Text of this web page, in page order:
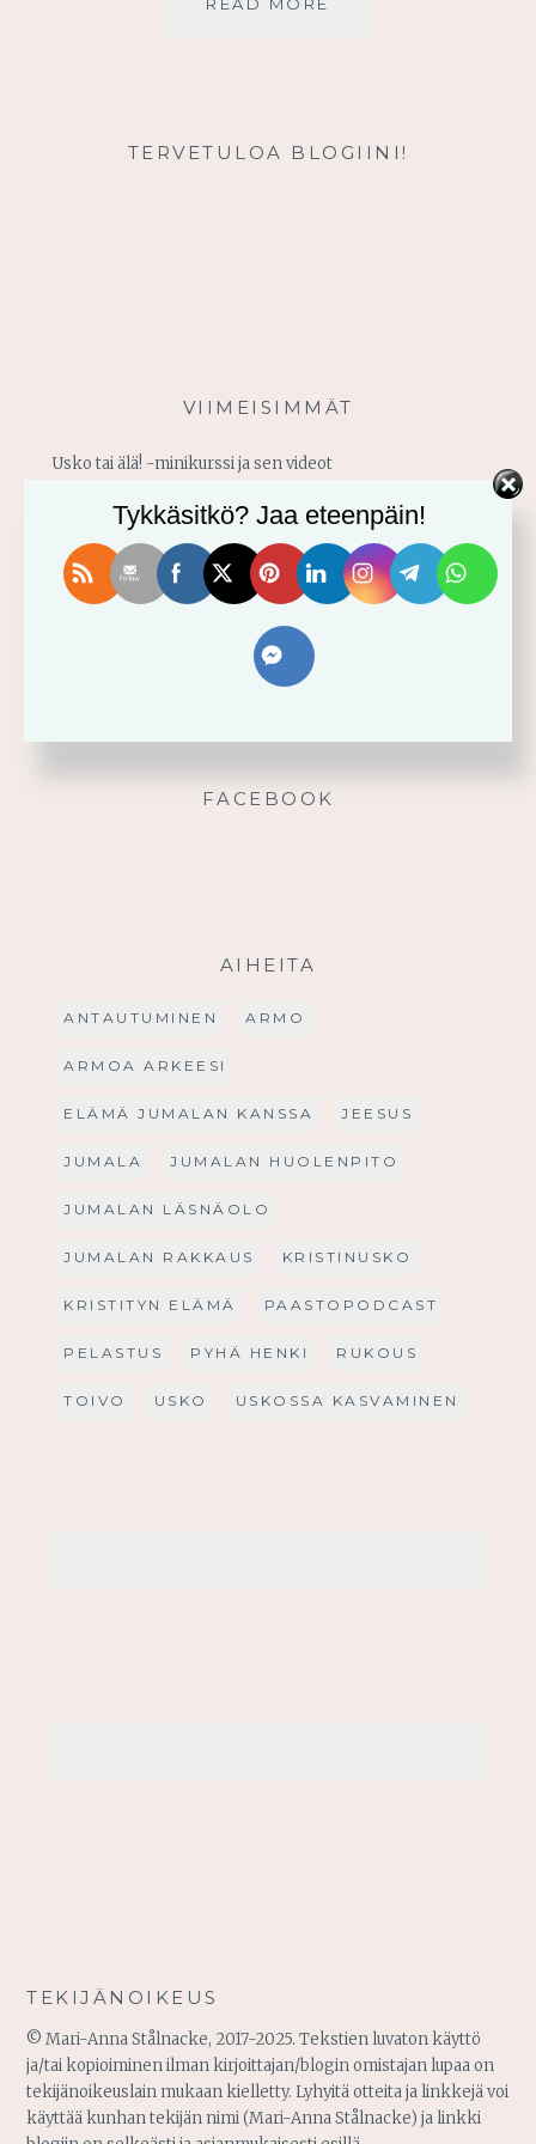
TERVETULOA BLOGIINI!
VIIMEISIMMÄT
Usko tai älä! -minikurssi ja sen videot
Vahvistu armosta!
Älä yritä omin voimin
FACEBOOK
AIHEITA
ANTAUTUMINEN ARMO
ARMOA ARKEESI
ELÄMÄ JUMALAN KANSSA JEESUS
JUMALA JUMALAN HUOLENPITO
JUMALAN LÄSNÄOLO
JUMALAN RAKKAUS KRISTINUSKO
KRISTITYN ELÄMÄ PAASTOPODCAST
PELASTUS PYHÄ HENKI RUKOUS
TOIVO USKO USKOSSA KASVAMINEN
TEKIJÄNOIKEUS
© Mari-Anna Stålnacke, 2017-2025. Tekstien luvaton käyttö
ja/tai kopioiminen ilman kirjoittajan/blogin omistajan lupaa on
tekijänoikeuslain mukaan kielletty. Lyhyitä otteita ja linkkejä voi
käyttää kunhan tekijän nimi (Mari-Anna Stålnacke) ja linkki
Tykkäsitkö? Jaa eteenpäin!